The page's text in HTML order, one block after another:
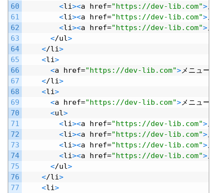
60
61
62
63
64
65
66
67
68
69
70
71
72
73
74
75
76
77
<li><a href="https://dev-lib.com">
<li><a href="https://dev-lib.com">
<li><a href="https://dev-lib.com">
</ul>
</li>
<li>
<a href="https://dev-lib.com"> メニュー
</li>
<li>
<a href="https://dev-lib.com"> メニュー
<ul>
<li><a href="https://dev-lib.com">
<li><a href="https://dev-lib.com">
<li><a href="https://dev-lib.com">
<li><a href="https://dev-lib.com">
</ul>
</li>
<li>